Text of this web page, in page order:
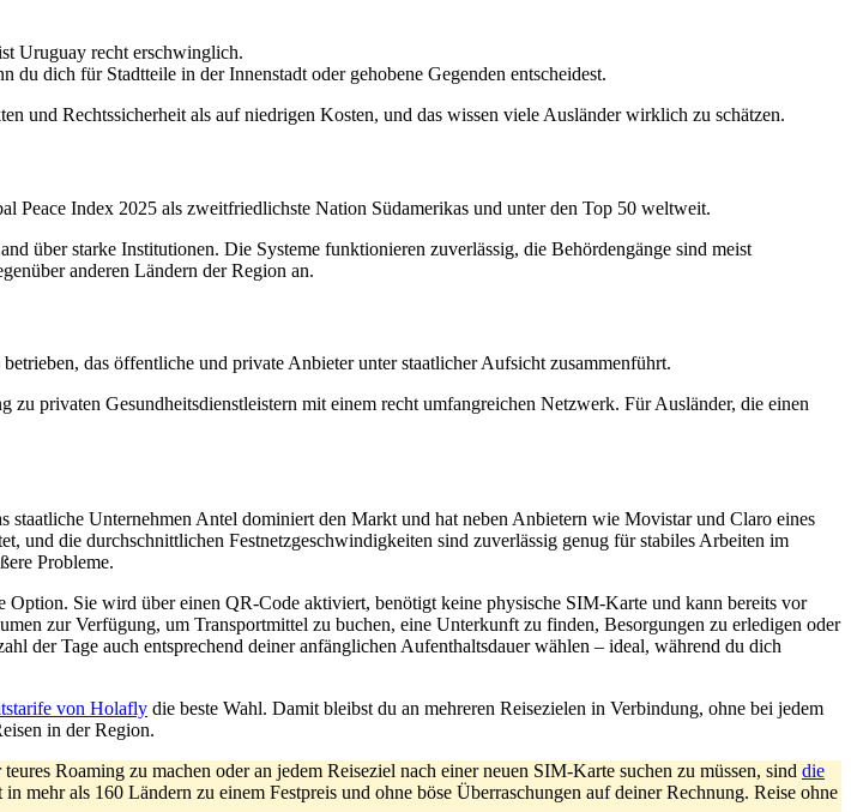
Uruguay recht erschwinglich.
dich für Stadtteile in der Innenstadt oder gehobene Gegenden entscheidest.
und Rechtssicherheit als auf niedrigen Kosten, und das wissen viele Ausländer wirklich zu schätzen.
Peace Index 2025 als zweitfriedlichste Nation Südamerikas und unter den Top 50 weltweit.
über starke Institutionen. Die Systeme funktionieren zuverlässig, die Behördengänge sind meist
anderen Ländern der Region an.
das öffentliche und private Anbieter unter staatlicher Aufsicht zusammenführt.
privaten Gesundheitsdienstleistern mit einem recht umfangreichen Netzwerk. Für Ausländer, die einen
Unternehmen Antel dominiert den Markt und hat neben Anbietern wie Movistar und Claro eines
und die durchschnittlichen Festnetzgeschwindigkeiten sind zuverlässig genug für stabiles Arbeiten im
Probleme.
Sie wird über einen QR-Code aktiviert, benötigt keine physische SIM-Karte und kann bereits vor
zur Verfügung, um Transportmittel zu buchen, eine Unterkunft zu finden, Besorgungen zu erledigen oder
der Tage auch entsprechend deiner anfänglichen Aufenthaltsdauer wählen – ideal, während du dich
von Holafly die beste Wahl. Damit bleibst du an mehreren Reisezielen in Verbindung, ohne bei jedem
in der Region.
Roaming zu machen oder an jedem Reiseziel nach einer neuen SIM-Karte suchen zu müssen, sind die
mehr als 160 Ländern zu einem Festpreis und ohne böse Überraschungen auf deiner Rechnung. Reise ohne